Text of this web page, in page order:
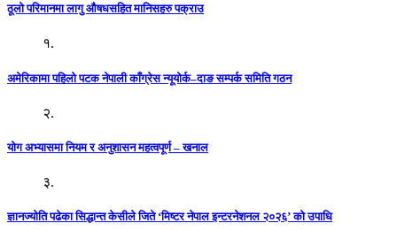
ठूलो परिमानमा लागु औषधसहित मानिसहरु पक्राउ
१.
अमेरिकामा पहिलो पटक नेपाली काँग्रेस न्यूयोर्क–दाङ सम्पर्क समिति गठन
२.
योग अभ्यासमा नियम र अनुशासन महत्वपूर्ण – खनाल
३.
ज्ञानज्योति पढेका सिद्धान्त केसीले जिते ‘मिष्टर नेपाल इन्टरनेशनल २०२६’ को उपाधि